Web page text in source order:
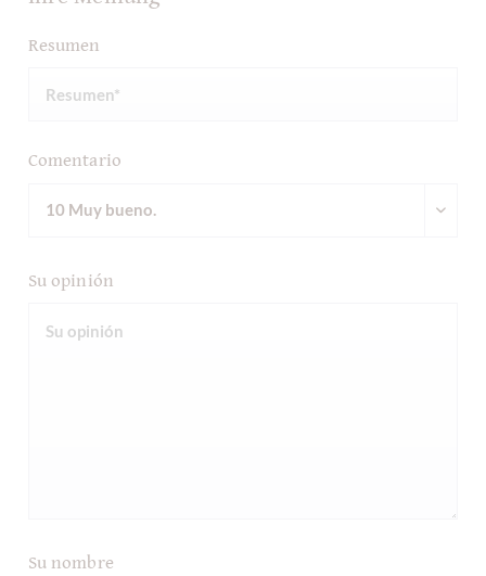
Resumen
Comentario
Su opinión
Su nombre